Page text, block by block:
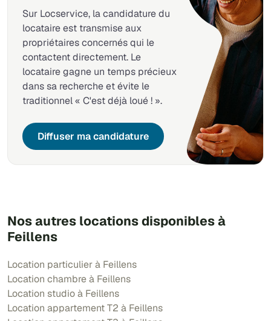
Sur Locservice, la candidature du
locataire est transmise aux
propriétaires concernés qui le
contactent directement. Le
locataire gagne un temps précieux
dans sa recherche et évite le
traditionnel « C'est déjà loué ! ».
Diffuser ma candidature
Nos autres locations disponibles à
Feillens
Location particulier à Feillens
Location chambre à Feillens
Location studio à Feillens
Location appartement T2 à Feillens